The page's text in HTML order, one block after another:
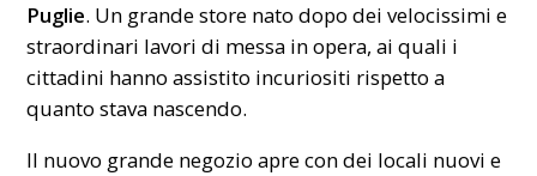
Puglie. Un grande store nato dopo dei velocissimi e
straordinari lavori di messa in opera, ai quali i
cittadini hanno assistito incuriositi rispetto a
quanto stava nascendo.
Il nuovo grande negozio apre con dei locali nuovi e